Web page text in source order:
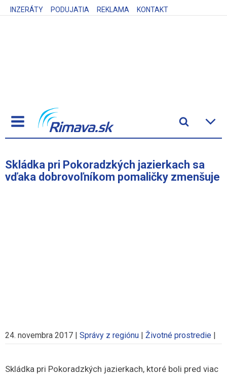
INZERÁTY PODUJATIA REKLAMA KONTAKT
Skládka pri Pokoradzkých jazierkach sa
vďaka dobrovoľníkom pomaličky zmenšuje
24. novembra 2017 | Správy z regiónu | Životné prostredie |
Skládka pri Pokoradzkých jazierkach, ktoré boli pred viac